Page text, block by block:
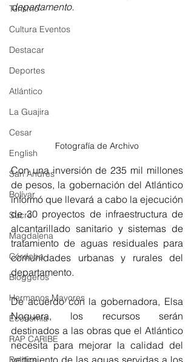
Turismo
Cultura Eventos
Destacar
Deportes
Atlántico
La Guajira
Cesar
English
San Andres
Bolívar
Sucre
Magdalena
Córdoba
Bloggeros
Hermanos Mayores
Economía
RAP CARIBE
Política
departamento.
Fotografía de Archivo
Con una inversión de 235 mil millones
de pesos, la gobernación del Atlántico
informó que llevará a cabo la ejecución
de 30 proyectos de infraestructura de
alcantarillado sanitario y sistemas de
tratamiento de aguas residuales para
comunidades urbanas y rurales del
departamento.
De acuerdo con la gobernadora, Elsa
Noguera, los recursos serán
destinados a las obras que el Atlántico
necesita para mejorar la calidad del
vertimiento de las aguas servidas a los